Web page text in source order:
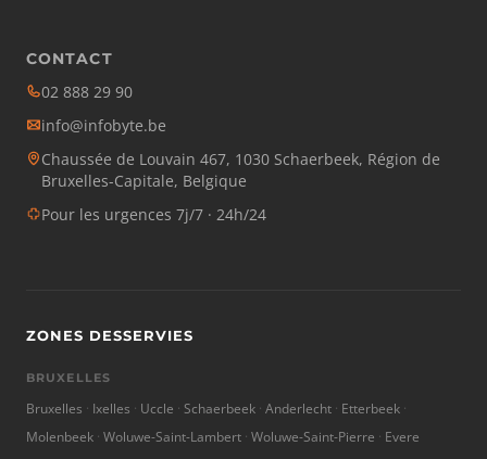
CONTACT
02 888 29 90
info@infobyte.be
Chaussée de Louvain 467, 1030 Schaerbeek, Région de
Bruxelles-Capitale, Belgique
Pour les urgences 7j/7 · 24h/24
ZONES DESSERVIES
BRUXELLES
Bruxelles Ixelles Uccle Schaerbeek Anderlecht Etterbeek
Molenbeek Woluwe-Saint-Lambert Woluwe-Saint-Pierre Evere